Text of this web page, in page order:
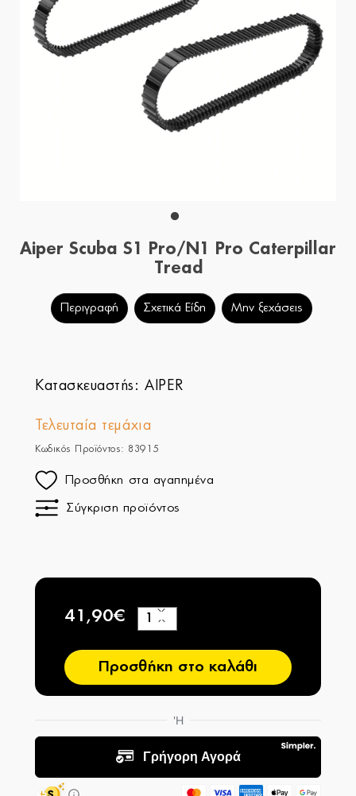
Aiper Scuba S1 Pro/N1 Pro Caterpillar
Tread
Περιγραφή Σχετικά Είδη Μην ξεχάσεις
Κατασκευαστής:AIPER
Τελευταία τεμάχια
Κωδικός Προϊόντος: 83915
Προσθήκη στα αγαπημένα
Σύγκριση προϊόντος
41,90€
−
+
Προσθήκη στο καλάθι